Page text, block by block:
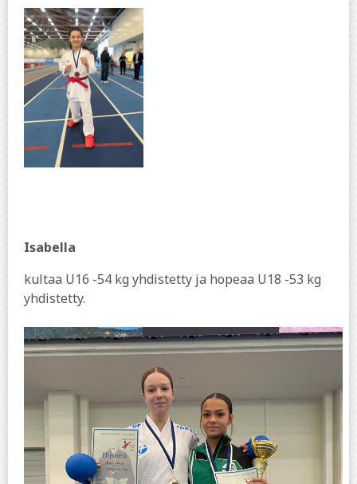
Isabella
kultaa U16 -54 kg yhdistetty ja hopeaa U18 -53 kg
yhdistetty.